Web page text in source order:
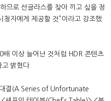
므로 선글라스를 찾아 끼고 싶을 정
자에게 제공할 것”이라고 강조했
이상 늘어난 것처럼 HDR 콘텐츠
밝혔다.
대결(A Series of Unfortunate